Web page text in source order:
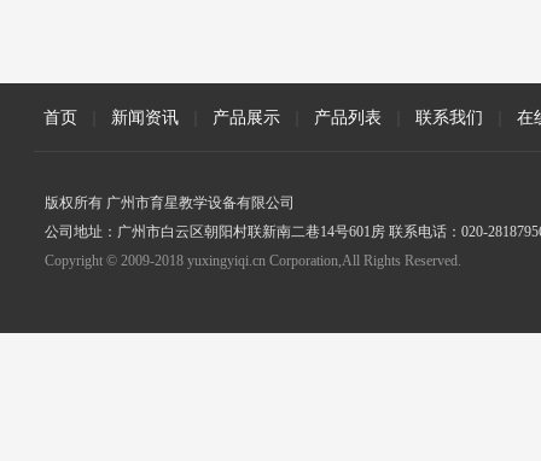
首页 新闻资讯 产品展示 产品列表 联系我们 在
版权所有 广州市育星教学设备有限公司
公司地址：广州市白云区朝阳村联新南二巷14号601房 联系电话：020-
Copyright © 2009-2018 yuxingyiqi.cn Corporation,All Rights Reserved.